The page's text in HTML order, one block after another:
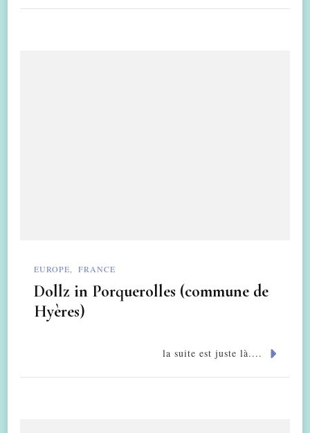
EUROPE FRANCE
Dollz in Porquerolles (commune de
Hyères)
la suite est juste là....